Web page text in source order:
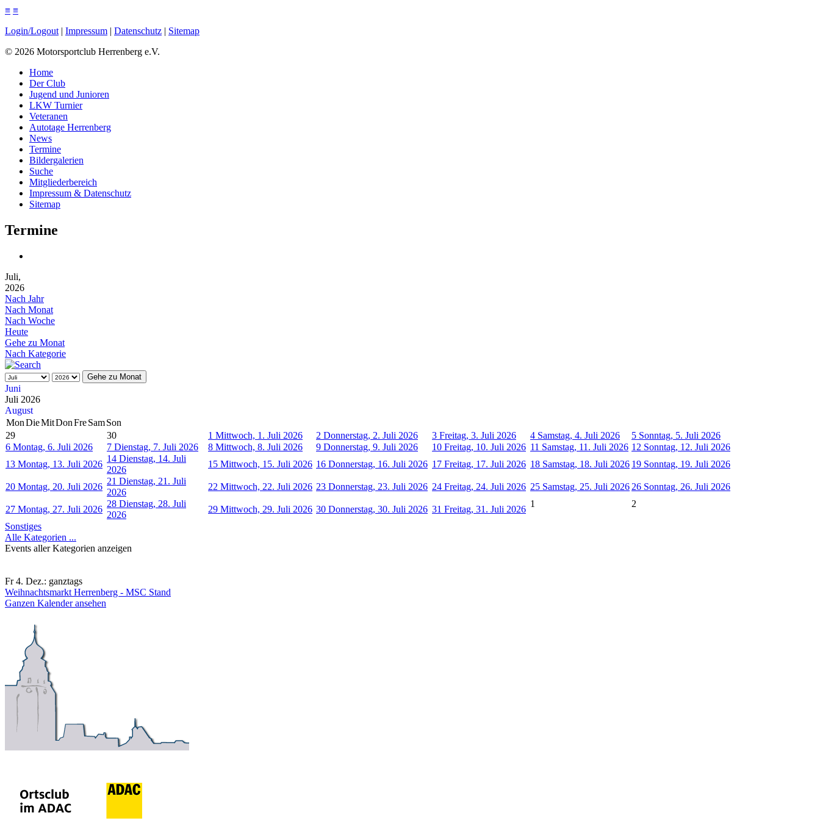
≡ ≡
Login/Logout | Impressum | Datenschutz | Sitemap
© 2026 Motorsportclub Herrenberg e.V.
Home
Der Club
Jugend und Junioren
LKW Turnier
Veteranen
Autotage Herrenberg
News
Termine
Bildergalerien
Suche
Mitgliederbereich
Impressum & Datenschutz
Sitemap
Termine
Juli,
2026
Nach Jahr
Nach Monat
Nach Woche
Heute
Gehe zu Monat
Nach Kategorie
Gehe zu Monat
Juni
Juli 2026
August
MonDieMitDonFreSamSon
29
30 1 Mittwoch, 1. Juli 2026 2 Donnerstag, 2. Juli 2026 3 Freitag, 3. Juli 2026 4 Samstag, 4. Juli 2026 5 Sonntag, 5. Juli 2026
6 Montag, 6. Juli 2026 7 Dienstag, 7. Juli 2026 8 Mittwoch, 8. Juli 2026 9 Donnerstag, 9. Juli 2026 10 Freitag, 10. Juli 2026 11 Samstag, 11. Juli 2026 12 Sonntag, 12. Juli 2026
13 Montag, 13. Juli 2026
14 Dienstag, 14. Juli
2026
15 Mittwoch, 15. Juli 2026 16 Donnerstag, 16. Juli 2026 17 Freitag, 17. Juli 2026 18 Samstag, 18. Juli 2026 19 Sonntag, 19. Juli 2026
20 Montag, 20. Juli 2026
21 Dienstag, 21. Juli
2026
22 Mittwoch, 22. Juli 2026 23 Donnerstag, 23. Juli 2026 24 Freitag, 24. Juli 2026 25 Samstag, 25. Juli 2026 26 Sonntag, 26. Juli 2026
27 Montag, 27. Juli 2026
28 Dienstag, 28. Juli
2026
29 Mittwoch, 29. Juli 2026 30 Donnerstag, 30. Juli 2026 31 Freitag, 31. Juli 2026
1 2
Sonstiges
Alle Kategorien ...
Events aller Kategorien anzeigen
Fr 4. Dez.: ganztags
Weihnachtsmarkt Herrenberg - MSC Stand
Ganzen Kalender ansehen